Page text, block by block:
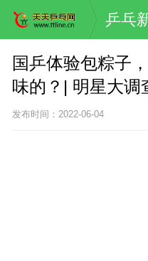
乒乓
国乒体验包粽子
味的？| 明星大调
发布时间：2022-06-04